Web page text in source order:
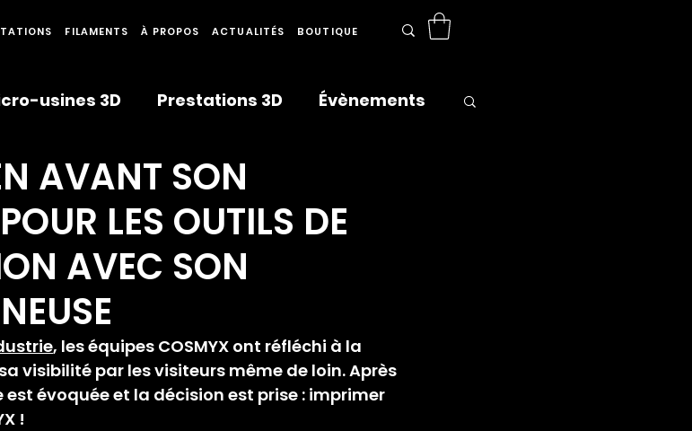
FILAMENTS À PROPOS ACTUALITÉS BOUTIQUE
usines 3D Prestations 3D Évènements
distribuée Adhésions
AVANT SON
LES OUTILS DE
AVEC SON
, les équipes COSMYX ont réfléchi à la
visibilité par les visiteurs même de loin. Après
évoquée et la décision est prise : imprimer
!